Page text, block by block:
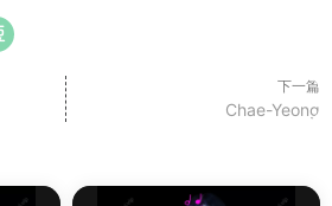
下一篇
Chae-Yeong